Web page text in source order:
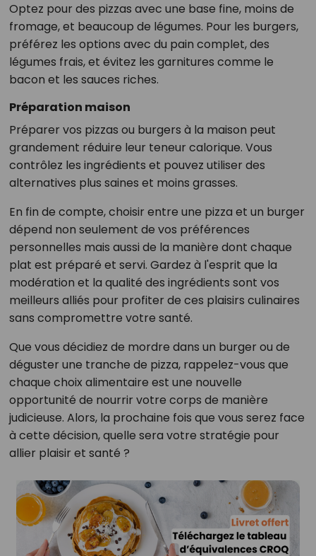
Optez pour des pizzas avec une base fine, moins de
fromage, et beaucoup de légumes. Pour les burgers,
préférez les options avec du pain complet, des
légumes frais, et évitez les garnitures comme le
bacon et les sauces riches.
Préparation maison
Préparer vos pizzas ou burgers à la maison peut
grandement réduire leur teneur calorique. Vous
contrôlez les ingrédients et pouvez utiliser des
alternatives plus saines et moins grasses.
En fin de compte, choisir entre une pizza et un burger
dépend non seulement de vos préférences
personnelles mais aussi de la manière dont chaque
plat est préparé et servi. Gardez à l'esprit que la
modération et la qualité des ingrédients sont vos
meilleurs alliés pour profiter de ces plaisirs culinaires
sans compromettre votre santé.
Que vous décidiez de mordre dans un burger ou de
déguster une tranche de pizza, rappelez-vous que
chaque choix alimentaire est une nouvelle
opportunité de nourrir votre corps de manière
judicieuse. Alors, la prochaine fois que vous serez face
à cette décision, quelle sera votre stratégie pour
allier plaisir et santé ?